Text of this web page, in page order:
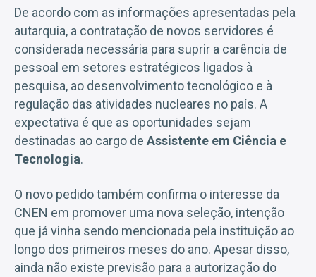
De acordo com as informações apresentadas pela
autarquia, a contratação de novos servidores é
considerada necessária para suprir a carência de
pessoal em setores estratégicos ligados à
pesquisa, ao desenvolvimento tecnológico e à
regulação das atividades nucleares no país. A
expectativa é que as oportunidades sejam
destinadas ao cargo de Assistente em Ciência e
Tecnologia.
O novo pedido também confirma o interesse da
CNEN em promover uma nova seleção, intenção
que já vinha sendo mencionada pela instituição ao
longo dos primeiros meses do ano. Apesar disso,
ainda não existe previsão para a autorização do